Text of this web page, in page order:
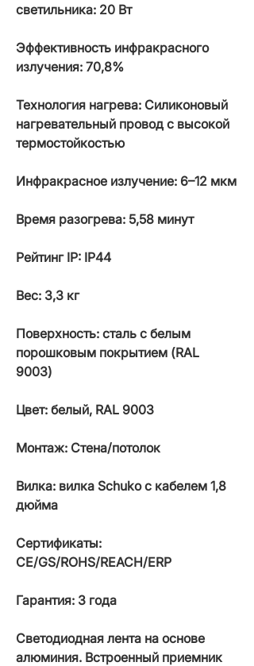
светильника: 20 Вт
Эффективность инфракрасного
излучения: 70,8%
Технология нагрева: Силиконовый
нагревательный провод с высокой
термостойкостью
Инфракрасное излучение: 6–12 мкм
Время разогрева: 5,58 минут
Рейтинг IP: IP44
Вес: 3,3 кг
Поверхность: сталь с белым
порошковым покрытием (RAL
9003)
Цвет: белый, RAL 9003
Монтаж: Стена/потолок
Вилка: вилка Schuko с кабелем 1,8
дюйма
Сертификаты:
CE/GS/ROHS/REACH/ERP
Гарантия: 3 года
Светодиодная лента на основе
алюминия. Встроенный приемник